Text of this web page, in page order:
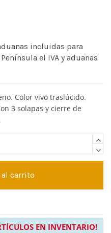
incluidas para
el IVA y aduanas
Color vivo traslúcido.
3 solapas y cierre de
al carrito
EN INVENTARIO!